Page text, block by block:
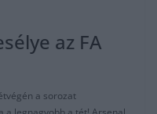
az FA
a sorozat